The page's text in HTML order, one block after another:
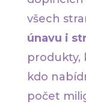
všech
únavu i
produkty,
kdo
počet